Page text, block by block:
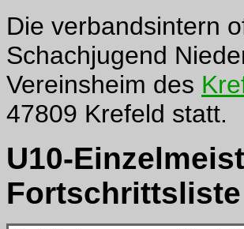
Die verbandsintern
Schachjugend
Vereinsheim des
47809 Krefeld statt.
U10-
Fortschrittsliste